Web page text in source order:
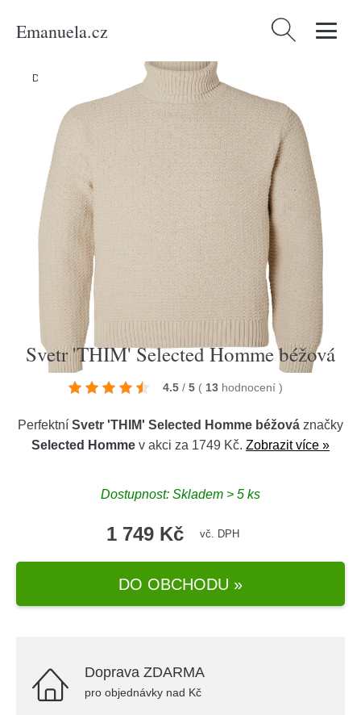
Emanuela.cz Vyhledávání
Domů Svetr 'THIM' Selected Homme béžová
Svetr 'THIM' Selected Homme béžová
4.5 / 5 ( 13 hodnocení )
Perfektní Svetr 'THIM' Selected Homme béžová značky
Selected Homme v akci za 1749 Kč. Zobrazit více »
Dostupnost: Skladem > 5 ks
1 749 Kč vč. DPH
DO OBCHODU »
Doprava ZDARMA
pro objednávky nad Kč